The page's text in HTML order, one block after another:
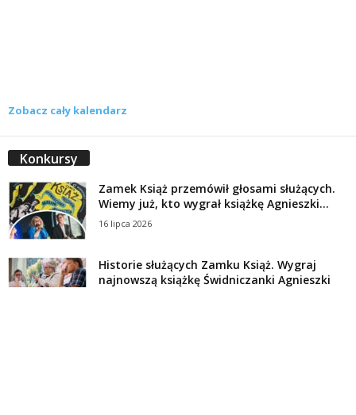
Zobacz cały kalendarz
Konkursy
Zamek Książ przemówił głosami służących.
Wiemy już, kto wygrał książkę Agnieszki...
16 lipca 2026
Historie służących Zamku Książ. Wygraj
najnowszą książkę Świdniczanki Agnieszki